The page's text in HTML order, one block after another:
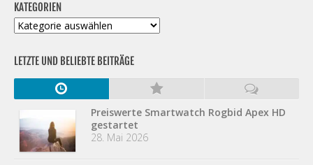
KATEGORIEN
Kategorien
LETZTE UND BELIEBTE BEITRÄGE
Preiswerte Smartwatch Rogbid Apex HD
gestartet
28. Mai 2026